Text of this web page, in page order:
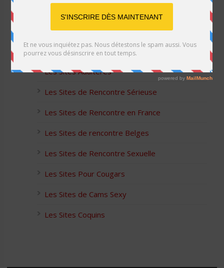
Les Sites Libertins
Les Apps pour les Couples Échangistes
Les Sites Adultères
Les Sites de Rencontre Sérieuse
Les Sites de Rencontre en France
Les Sites de rencontre Belges
Les Sites de Rencontre Sexuelle
Les Sites Pour Cougars
Les Sites de Cams Sexy
Les Sites Coquins